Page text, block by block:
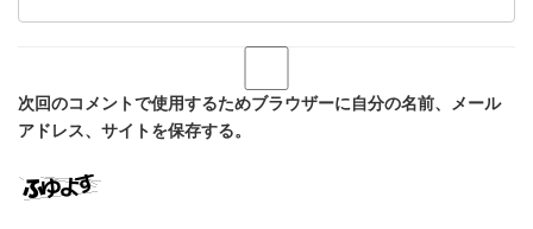
次回のコメントで使用するためブラウザーに自分の名前、メール
アドレス、サイトを保存する。